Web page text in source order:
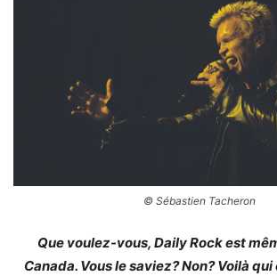
© Sébastien Tacheron
Que voulez-vous, Daily Rock est
Canada. Vous le saviez? Non? Voilà